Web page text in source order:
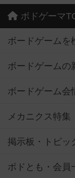
ボドゲーマ
ボードゲームを
ボードゲームの
ボードゲーム会
メカニクス特集
掲示板・トピッ
ボドとも・会員